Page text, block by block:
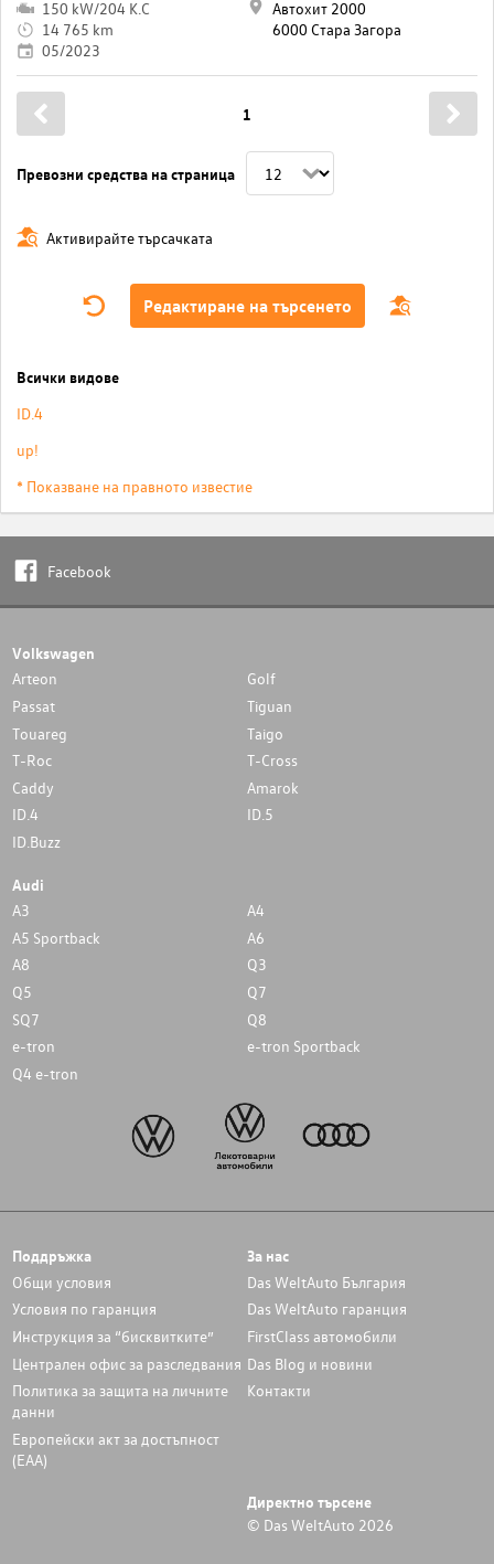
150 kW/204 K.C
14 765 km
05/2023
Автохит 2000
6000 Стара Загора
Превозни средства на страница
1
Активирайте търсачката
Редактиране на търсенето
Всички видове
ID.4
up!
* Показване на правното известие
Facebook
Volkswagen
Arteon
Golf
Passat
Tiguan
Touareg
Taigo
T-Roc
T-Cross
Caddy
Amarok
ID.4
ID.5
ID.Buzz
Audi
A3
A4
A5 Sportback
A6
A8
Q3
Q5
Q7
SQ7
Q8
e-tron
e-tron Sportback
Q4 e-tron
Поддръжка
Общи условия
Условия по гаранция
Инструкция за “бисквитките”
Централен офис за разследвания
Политика за защита на личните
данни
Европейски акт за достъпност
(ЕАА)
За нас
Das WeltAuto България
Das WeltAuto гаранция
FirstClass автомобили
Das Blog и новини
Контакти
Директно търсене
© Das WeltAuto 2026